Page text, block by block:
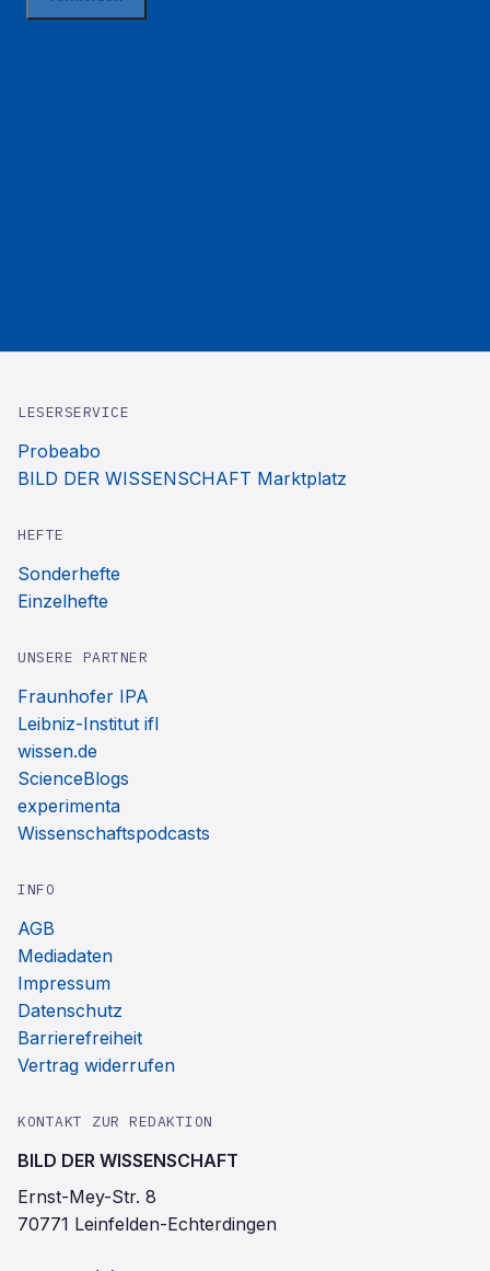
LESERSERVICE
Probeabo
BILD DER WISSENSCHAFT Marktplatz
HEFTE
Sonderhefte
Einzelhefte
UNSERE PARTNER
Fraunhofer IPA
Leibniz-Institut ifl
wissen.de
ScienceBlogs
experimenta
Wissenschaftspodcasts
INFO
AGB
Mediadaten
Impressum
Datenschutz
Barrierefreiheit
Vertrag widerrufen
KONTAKT ZUR REDAKTION
BILD DER WISSENSCHAFT
Ernst-Mey-Str. 8
70771 Leinfelden-Echterdingen